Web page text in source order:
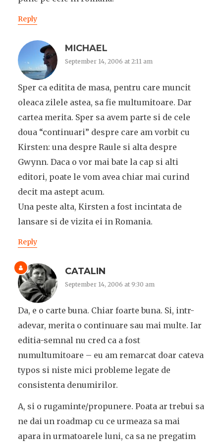
Reply
MICHAEL
September 14, 2006 at 2:11 am
Sper ca editita de masa, pentru care muncit
oleaca zilele astea, sa fie multumitoare. Dar
cartea merita. Sper sa avem parte si de cele
doua “continuari” despre care am vorbit cu
Kirsten: una despre Raule si alta despre
Gwynn. Daca o vor mai bate la cap si alti
editori, poate le vom avea chiar mai curind
decit ma astept acum.
Una peste alta, Kirsten a fost incintata de
lansare si de vizita ei in Romania.
Reply
CATALIN
September 14, 2006 at 9:30 am
Da, e o carte buna. Chiar foarte buna. Si, intr-
adevar, merita o continuare sau mai multe. Iar
editia-semnal nu cred ca a fost
numultumitoare – eu am remarcat doar cateva
typos si niste mici probleme legate de
consistenta denumirilor.
A, si o rugaminte/propunere. Poata ar trebui sa
ne dai un roadmap cu ce urmeaza sa mai
apara in urmatoarele luni, ca sa ne pregatim